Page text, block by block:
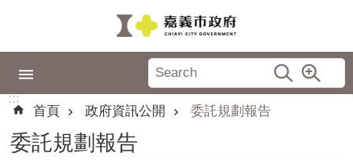
政
專
區
城
:::
首頁
政府資訊公開 委託規劃報告
委託規劃報告